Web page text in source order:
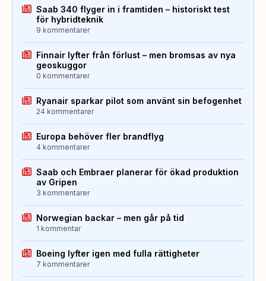
Saab 340 flyger in i framtiden – historiskt test
för hybridteknik
9 kommentarer
Finnair lyfter från förlust – men bromsas av nya
geoskuggor
0 kommentarer
Ryanair sparkar pilot som använt sin befogenhet
24 kommentarer
Europa behöver fler brandflyg
4 kommentarer
Saab och Embraer planerar för ökad produktion
av Gripen
3 kommentarer
Norwegian backar – men går på tid
1 kommentar
Boeing lyfter igen med fulla rättigheter
7 kommentarer